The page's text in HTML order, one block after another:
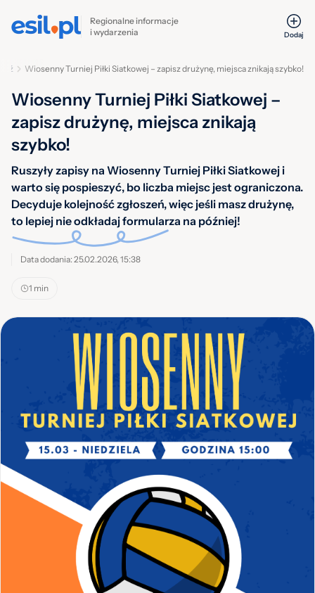
Regionalne informacje
i wydarzenia
Dodaj
Wiosenny Turniej Piłki Siatkowej – zapisz drużynę, miejsca znikają szybko!
Wiosenny Turniej Piłki Siatkowej –
zapisz drużynę, miejsca znikają
szybko!
Ruszyły zapisy na Wiosenny Turniej Piłki Siatkowej i
warto się pospieszyć, bo liczba miejsc jest ograniczona.
Decyduje kolejność zgłoszeń, więc jeśli masz drużynę,
to lepiej nie odkładaj formularza na później!
Data dodania: 25.02.2026, 15:38
1 min